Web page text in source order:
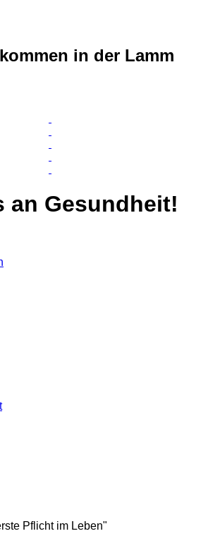
in der Lamm
an Gesundheit!
Pflicht im Leben"